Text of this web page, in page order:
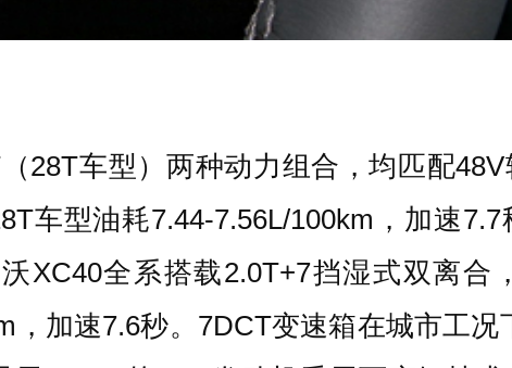
28T车型）两种动力组合，均匹配
车型油耗7.44-7.56L/100km，加速
XC40全系搭载2.0T+7挡湿式双离合
加速7.6秒。7DCT变速箱在城市工况